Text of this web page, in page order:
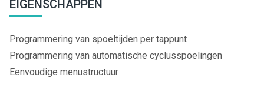
EIGENSCHAPPEN
Programmering van spoeltijden per tappunt
Programmering van automatische cyclusspoelingen
Eenvoudige menustructuur